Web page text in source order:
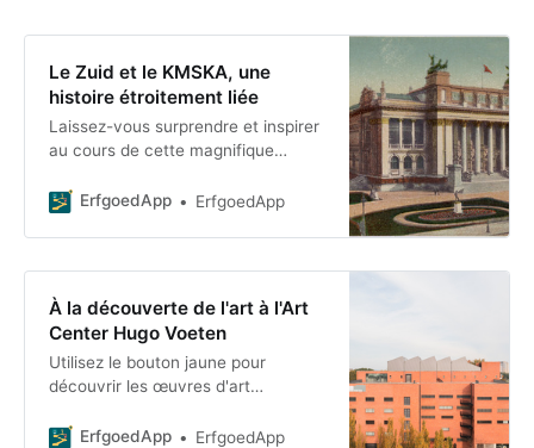
Le Zuid et le KMSKA, une
histoire étroitement liée
Laissez-vous surprendre et inspirer
au cours de cette magnifique
Zuidwijk ! Nous vous ferons
histoire de
ErfgoedApp ErfgoedApp
À la découverte de l'art à l'Art
Center Hugo Voeten
Utilisez le bouton jaune pour
découvrir les œuvres d'art
disponibles sont signalées par une
ErfgoedApp ErfgoedApp